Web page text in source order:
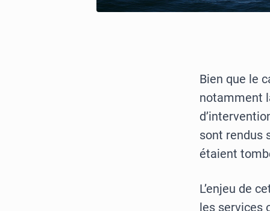
Bien que le
notamment
sont rendus
étaient
L’enjeu de
les services